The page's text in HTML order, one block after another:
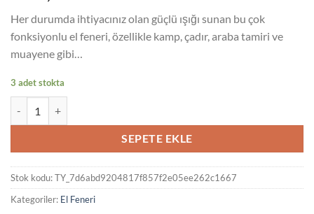
Her durumda ihtiyacınız olan güçlü ışığı sunan bu çok
fonksiyonlu el feneri, özellikle kamp, çadır, araba tamiri ve
muayene gibi…
3 adet stokta
SEPETE EKLE
Stok kodu:TY_7d6abd9204817f857f2e05ee262c1667
Kategoriler: El Feneri